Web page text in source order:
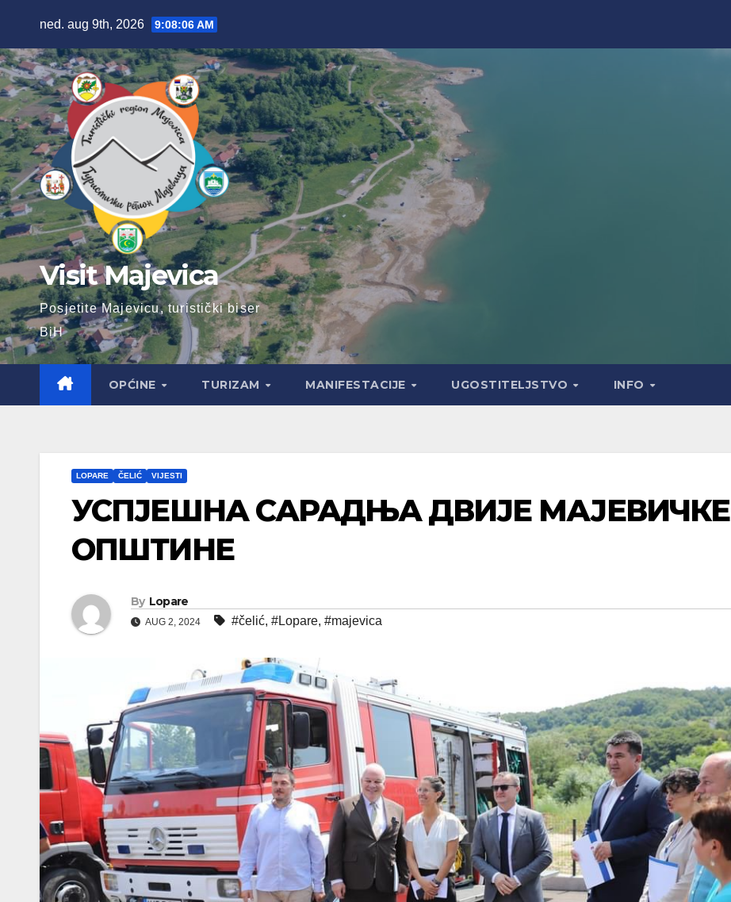
content
ned. aug 9th, 2026 9:08:08 AM
Visit Majevica
Posjetite Majevicu, turistički biser
BiH
OPĆINE TURIZAM MANIFESTACIJE UGOSTITELJSTVO INFO
LOPARE ČELIĆ VIJESTI
УСПЈЕШНА САРАДЊА ДВИЈЕ МАЈЕВИЧКЕ
ОПШТИНЕ
By Lopare
AUG 2, 2024 #čelić, #Lopare, #majevica